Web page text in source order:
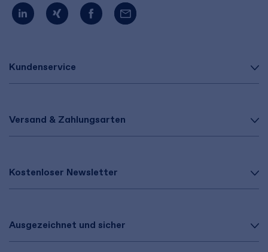
Kundenservice
Versand & Zahlungsarten
Kostenloser Newsletter
Ausgezeichnet und sicher